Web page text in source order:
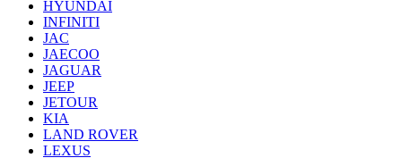
HYUNDAI
INFINITI
JAC
JAECOO
JAGUAR
JEEP
JETOUR
KIA
LAND ROVER
LEXUS